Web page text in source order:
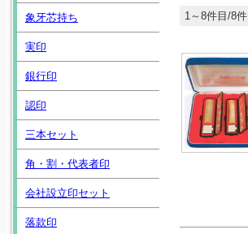
1～8件目/8件
象牙芯持ち
実印
銀行印
認印
三本セット
角・割・代表者印
会社設立印セット
落款印